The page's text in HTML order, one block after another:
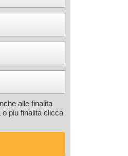
alle finalita
piu finalita clicca